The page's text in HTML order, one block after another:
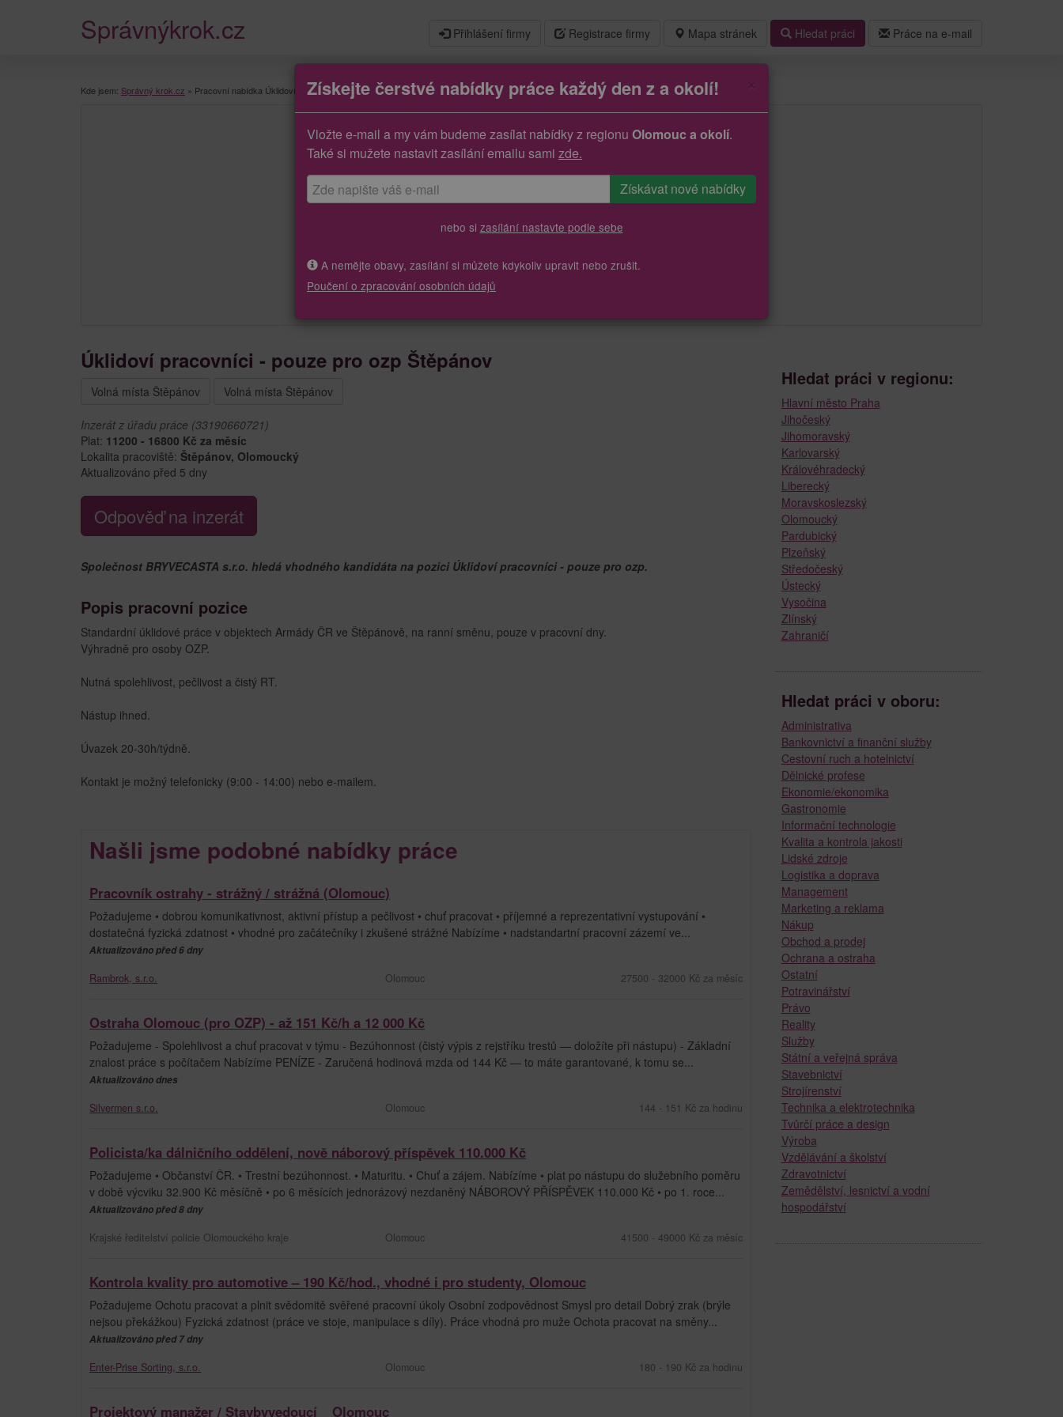
Mapa stránek Hledat práci Práce na e-mail
Správnýkrok.cz Přihlášení firmy Registrace firmy
Kde jsem: Správný krok.cz » Pracovní nabídka Úklidoví pracovníci - pouze pro ozp
Úklidoví pracovníci - pouze pro ozp Štěpánov
Volná místa Štěpánov Volná místa Štěpánov
Inzerát z úřadu práce (33190660721)
Plat: 11200 - 16800 Kč za měsíc
Lokalita pracoviště: Štěpánov, Olomoucký
Aktualizováno před 5 dny
Odpověď na inzerát
Společnost BRYVECASTA s.r.o. hledá vhodného kandidáta na pozici Úklidoví pracovníci - pouze pro ozp.
Popis pracovní pozice
Standardní úklidové práce v objektech Armády ČR ve Štěpánově, na ranní směnu, pouze v pracovní dny.
Výhradně pro osoby OZP.
Nutná spolehlivost, pečlivost a čistý RT.
Nástup ihned.
Úvazek 20-30h/týdně.
Kontakt je možný telefonicky (9:00 - 14:00) nebo e-mailem.
Našli jsme podobné nabídky práce
Pracovník ostrahy - strážný / strážná (Olomouc)
Požadujeme • dobrou komunikativnost, aktivní přístup a pečlivost • chuť pracovat • příjemné a reprezentativní vystupování •
dostatečná fyzická zdatnost • vhodné pro začátečníky i zkušené strážné Nabízíme • nadstandartní pracovní zázemí ve...
Aktualizováno před 6 dny
Rambrok, s.r.o. Olomouc 27500 - 32000 Kč za měsíc
Ostraha Olomouc (pro OZP) - až 151 Kč/h a 12 000 Kč
Požadujeme - Spolehlivost a chuť pracovat v týmu - Bezúhonnost (čistý výpis z rejstříku trestů — doložíte při nástupu) - Základní
znalost práce s počítačem Nabízíme PENÍZE - Zaručená hodinová mzda od 144 Kč — to máte garantované, k tomu se...
Aktualizováno dnes
Silvermen s.r.o. Olomouc 144 - 151 Kč za hodinu
Policista/ka dálničního oddělení, nově náborový příspěvek 110.000 Kč
Požadujeme • Občanství ČR. • Trestní bezúhonnost. • Maturitu. • Chuť a zájem. Nabízíme • plat po nástupu do služebního poměru
v době výcviku 32.900 Kč měsíčně • po 6 měsících jednorázový nezdaněný NÁBOROVÝ PŘÍSPĚVEK 110.000 Kč • po 1. roce...
Aktualizováno před 8 dny
Krajské ředitelství policie Olomouckého kraje Olomouc 41500 - 49000 Kč za měsíc
Kontrola kvality pro automotive – 190 Kč/hod., vhodné i pro studenty, Olomouc
Požadujeme Ochotu pracovat a plnit svědomitě svěřené pracovní úkoly Osobní zodpovědnost Smysl pro detail Dobrý zrak (brýle
nejsou překážkou) Fyzická zdatnost (práce ve stoje, manipulace s díly). Práce vhodná pro muže Ochota pracovat na směny...
Aktualizováno před 7 dny
Enter-Prise Sorting, s.r.o. Olomouc 180 - 190 Kč za hodinu
Projektový manažer / Stavbyvedoucí _ Olomouc
Získejte čerstvé nabídky práce každý den z a okolí!
Vložte e-mail a my vám budeme zasílat nabídky z regionu Olomouc a okolí.
Také si mužete nastavit zasílání emailu sami zde.
nebo si zasílání nastavte podle sebe
A nemějte obavy, zasílání si můžete kdykoliv upravit nebo zrušit.
Poučení o zpracování osobních údajů
Hledat práci v regionu:
Hlavní město Praha
Jihočeský
Jihomoravský
Karlovarský
Královéhradecký
Liberecký
Moravskoslezský
Olomoucký
Pardubický
Plzeňský
Středočeský
Ústecký
Vysočina
Zlínský
Zahraničí
Hledat práci v oboru:
Administrativa
Bankovnictví a finanční služby
Cestovní ruch a hotelnictví
Dělnické profese
Ekonomie/ekonomika
Gastronomie
Informační technologie
Kvalita a kontrola jakosti
Lidské zdroje
Logistika a doprava
Management
Marketing a reklama
Nákup
Obchod a prodej
Ochrana a ostraha
Ostatní
Potravinářství
Právo
Reality
Služby
Státní a veřejná správa
Stavebnictví
Strojírenství
Technika a elektrotechnika
Tvůrčí práce a design
Výroba
Vzdělávání a školství
Zdravotnictví
Zemědělství, lesnictví a vodní
hospodářství